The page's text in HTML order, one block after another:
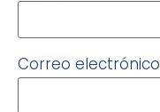
Correo electrónico